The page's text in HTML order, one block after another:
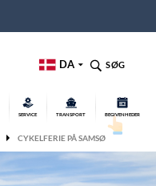
DA SØG
SERVICE TRANSPORT BEGIVENHEDER
CYKELFERIE PÅ SAMSØ